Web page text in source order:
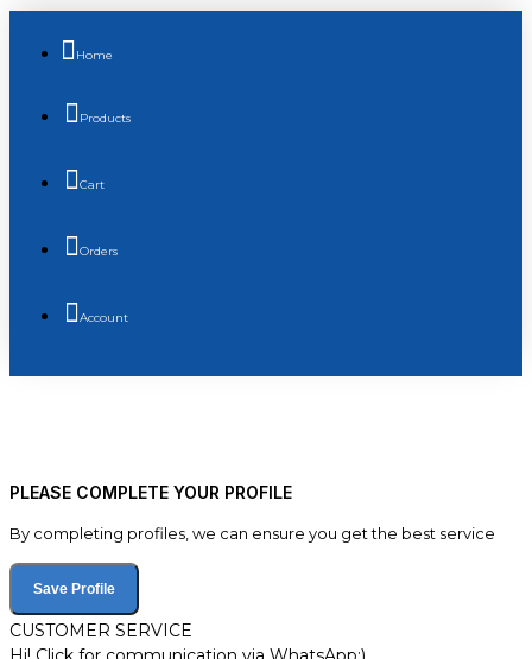
Home
Products
Cart
Orders
Account
PLEASE COMPLETE YOUR PROFILE
By completing profiles, we can ensure you get the best service
Save Profile
CUSTOMER SERVICE